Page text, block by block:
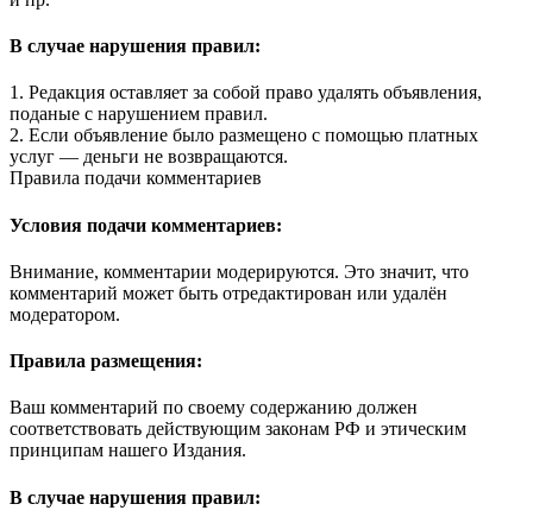
В случае нарушения правил:
1. Редакция оставляет за собой право удалять объявления,
поданые с нарушением правил.
2. Если объявление было размещено с помощью платных
услуг — деньги не возвращаются.
Правила подачи комментариев
Условия подачи комментариев:
Внимание, комментарии модерируются. Это значит, что
комментарий может быть отредактирован или удалён
модератором.
Правила размещения:
Ваш комментарий по своему содержанию должен
соответствовать действующим законам РФ и этическим
принципам нашего Издания.
В случае нарушения правил: